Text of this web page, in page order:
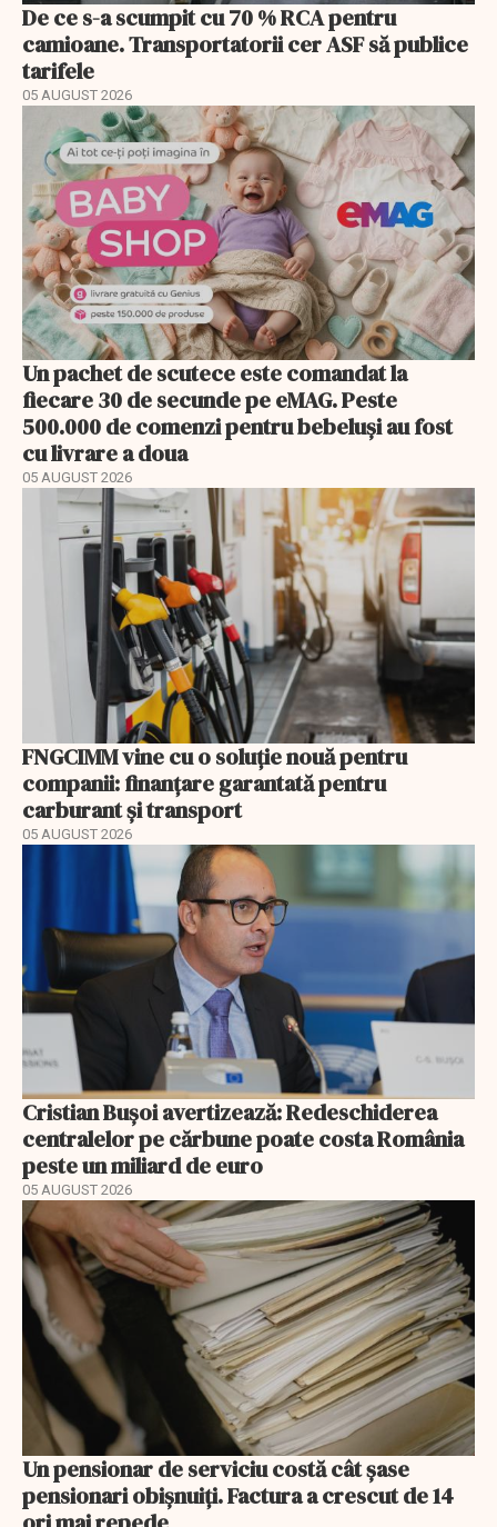
De ce s-a scumpit cu 70 % RCA pentru
camioane. Transportatorii cer ASF să publice
tarifele
05 AUGUST 2026
Un pachet de scutece este comandat la
fiecare 30 de secunde pe eMAG. Peste
500.000 de comenzi pentru bebeluși au fost
cu livrare a doua
05 AUGUST 2026
FNGCIMM vine cu o soluție nouă pentru
companii: finanțare garantată pentru
carburant și transport
05 AUGUST 2026
Cristian Bușoi avertizează: Redeschiderea
centralelor pe cărbune poate costa România
peste un miliard de euro
05 AUGUST 2026
Un pensionar de serviciu costă cât șase
pensionari obișnuiți. Factura a crescut de 14